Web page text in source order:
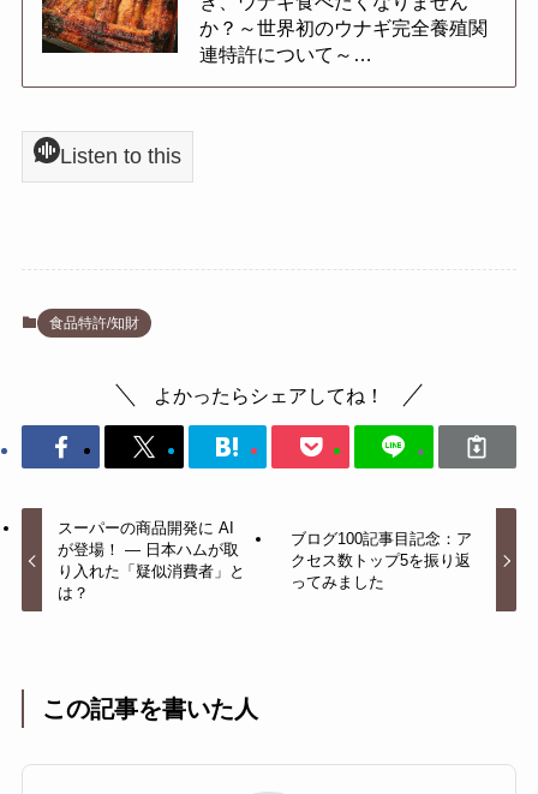
か？～世界初のウナギ完全養殖関
連特許について～…
Listen to this
食品特許/知財
よかったらシェアしてね！
スーパーの商品開発に AI
が登場！ ― 日本ハムが取
り入れた「疑似消費者」と
は？
ブログ100記事目記念：ア
クセス数トップ5を振り返
ってみました
この記事を書いた人